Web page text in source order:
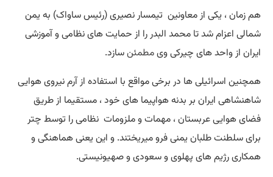
هم زمان ، یکی از معاونین تیمسار نصیری (رئیس ساواک) به یمن
شمالی اعزام شد تا محمد البدر را از حمایت های نظامی و آموزشی
ایران از واحد های چیرکی ویمطمئنسازد.
همچنین اسرائیلی ها در برخی مواقع با استفاده از آرم نیروی هوایی
شاهنشاهی ایران بر بدنه هواپیما های خود ، مستقیما از طریق
فضای هوایی عربستان ، مهمات و ملزومات نظامی را توسط چتر
برای سلطنت طلبان یمنی فرو میریختند. و این یعنی هماهنگی و
همکاری رژیم های پهلوی و سعودی و صهیونیستی.